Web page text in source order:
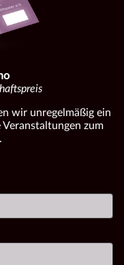
wir unregelmäßig ein
zum